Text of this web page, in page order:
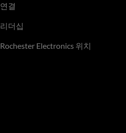
연결
리더십
Rochester Electronics 위치